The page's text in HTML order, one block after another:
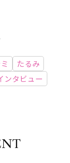
たるみ
ンタビュー